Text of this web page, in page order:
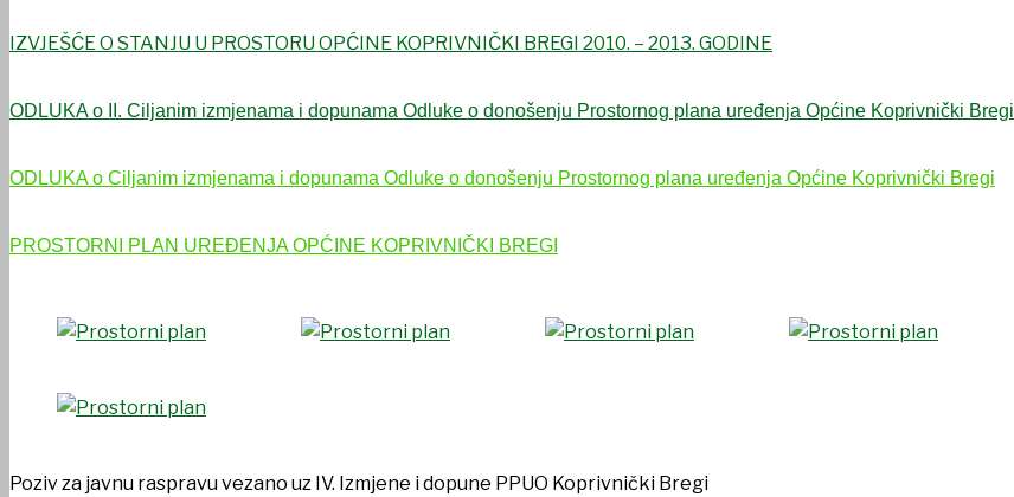
IZVJEŠĆE O STANJU U PROSTORU OPĆINE KOPRIVNIČKI BREGI 2010. – 2013. GODINE
ODLUKA o II. Ciljanim izmjenama i dopunama Odluke o donošenju Prostornog plana uređenja Općine Koprivnički Bregi
ODLUKA o Ciljanim izmjenama i dopunama Odluke o donošenju Prostornog plana uređenja Općine Koprivnički Bregi
PROSTORNI PLAN UREĐENJA OPĆINE KOPRIVNIČKI BREGI
Poziv za javnu raspravu vezano uz IV. Izmjene i dopune PPUO Koprivnički Bregi